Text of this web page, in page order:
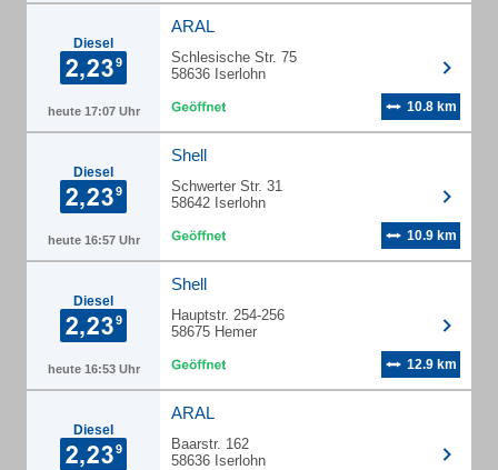
Diesel
heute 17:07 Uhr
ARAL
Schlesische Str. 75
58636 Iserlohn
10.8 km
Diesel
heute 16:57 Uhr
Shell
Schwerter Str. 31
58642 Iserlohn
10.9 km
Diesel
heute 16:53 Uhr
Shell
Hauptstr. 254-256
58675 Hemer
12.9 km
Diesel
ARAL
Baarstr. 162
58636 Iserlohn